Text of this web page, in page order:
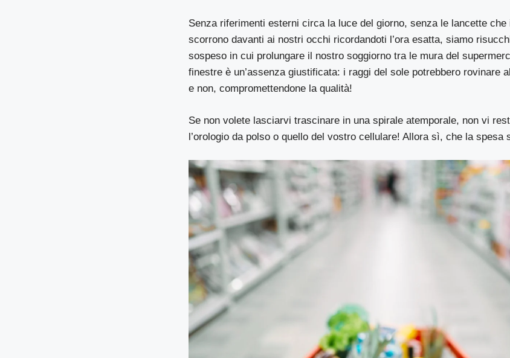
Senza riferimenti esterni circa la luce del giorno, senza le lancette che
scorrono davanti ai nostri occhi ricordandoti l’ora esatta, siamo
sospeso in cui prolungare il nostro soggiorno tra le mura del
finestre è un’assenza giustificata: i raggi del sole potrebbero rovinare
e non, compromettendone la qualità!
Se non volete lasciarvi trascinare in una spirale atemporale, non vi
l’orologio da polso o quello del vostro cellulare! Allora sì, che la spesa